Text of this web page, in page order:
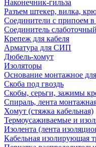
Наконечник-гильза
Разъем штекер, вилка,
Соединители с припоем в
Соединитель
Крепеж для кабеля
Арматура для СИП
Дюбель-хомут
Изоляторы
Основание монтажное
Скоба под гвоздь
Скобы, серьги, зажимы
Спираль, лента
Хомут (стяжка кабельная)
Термоусаживаемые и
Изолента (лента
Кабельная изолирующая